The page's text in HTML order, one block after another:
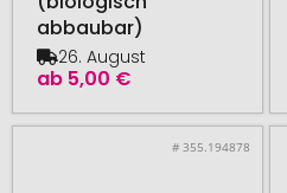
abbaubar)
ab 5,00 €
26. August
# 355.194878